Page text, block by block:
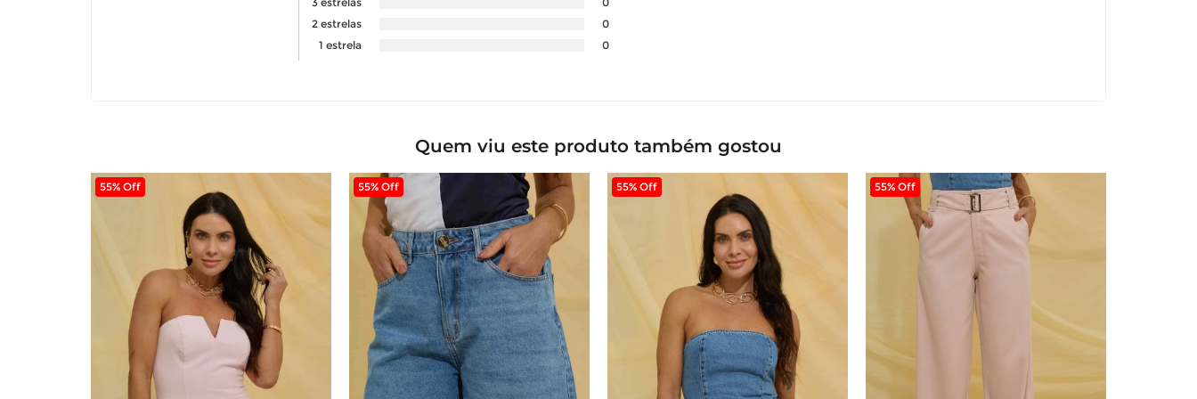
2 estrelas
0
1 estrela
0
Quem viu este produto também gostou
55% Off 55% Off 55% Off 55% Off